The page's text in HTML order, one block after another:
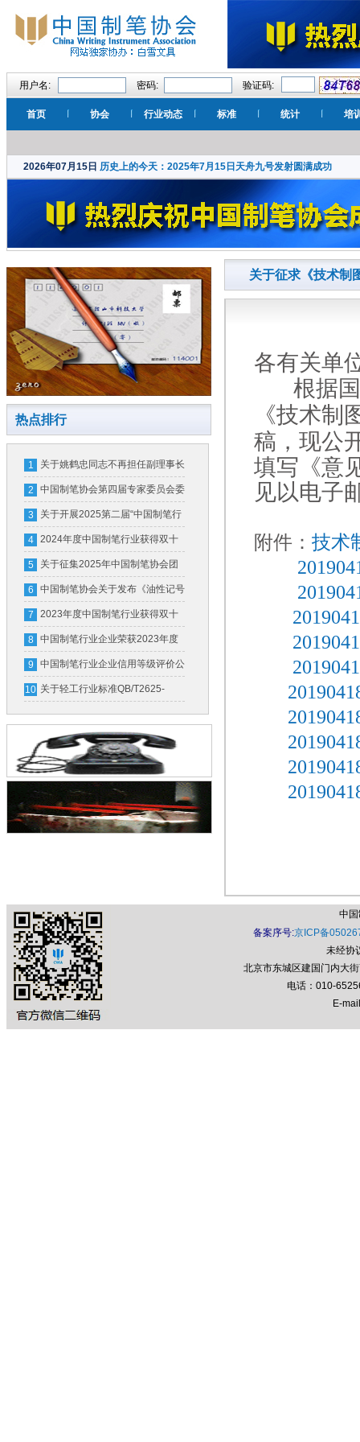
用户名: 密码: 验证码:
首页 协会 行业动态 标准 统计 培
2026年07月15日 历史上的今天：2025年7月15日天舟九号发射圆满成功
热点排行
1 关于姚鹤忠同志不再担任副理事长
的公告
2 中国制笔协会第四届专家委员会委
员名单公示公告
3 关于开展2025第二届“中国制笔行
业培育品牌甄选发布”活动的通知
4 2024年度中国制笔行业获得双十
强企业及轻工百强企业名单
5 关于征集2025年中国制笔协会团
体标准计划项目的通知
6 中国制笔协会关于发布《油性记号
笔中墨水的有害物质限量》团体标
准第1号修改单的公告
7 2023年度中国制笔行业获得双十
强企业（骨干企业）名单
8 中国制笔行业企业荣获2023年度
中国轻工业联合会科学技术进步奖
9 中国制笔行业企业信用等级评价公
告
10 关于轻工行业标准QB/T2625-
2011《中性墨水圆珠笔和笔芯》
废止的通告
关于征求《技术制
各有关单
根据
《技术制
稿，现公
填写《意
见以电子
附件： 技术
中
备案序号:京ICP备
未经协
北京市东城区建国门内大
电话：010-
E-